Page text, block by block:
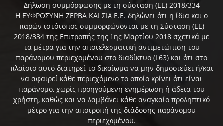
Δήλωση συμμόρφωσης με τη σύσταση (ΕΕ) 2018/334
Η ΕΥΦΡΟΣΥΝΗ ΖΕΡΒΑ ΚΑΙ ΣΙΑ Ε.Ε. δηλώνει ότι η ίδια και ο
παρών ιστότοπος συμμορφώνονται με τη Σύσταση (ΕΕ)
2018/334 της Επιτροπής της 1ης Μαρτίου 2018 σχετικά με
τα μέτρα για την αποτελεσματική αντιμετώπιση του
παράνομου περιεχομένου στο διαδίκτυο (L63) και ότι στο
πλαίσιο αυτό διατηρεί το δικαίωμα να μην δημοσιεύει ή/και
να αφαιρεί κάθε περιεχόμενο το οποίο κρίνει ότι είναι
παράνομο, χωρίς προηγούμενη ενημέρωση ή άδεια του
χρήστη, καθώς και να λαμβάνει κάθε αναγκαίο προληπτικό
μέτρο για την αποτροπή της διάδοσης παράνομου
περιεχομένου.